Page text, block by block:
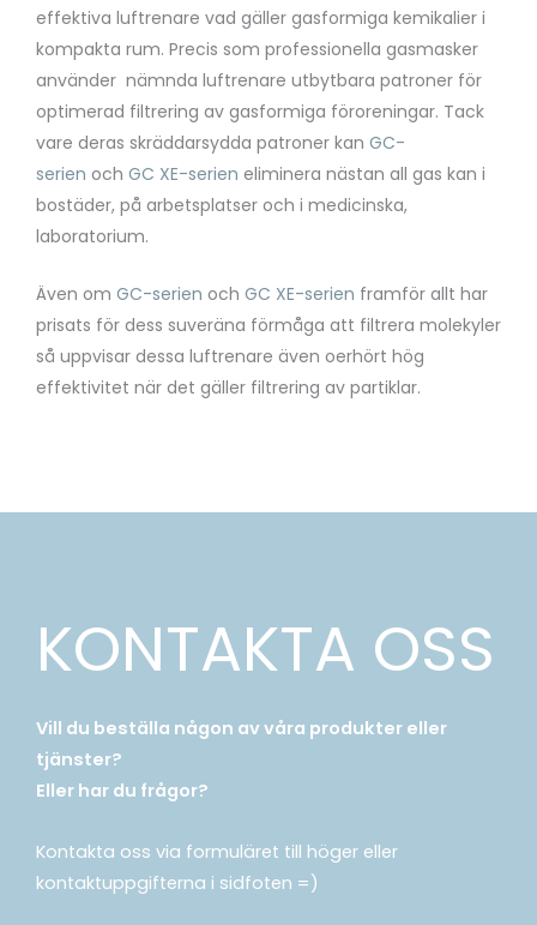
effektiva luftrenare vad gäller gasformiga kemikalier i
kompakta rum. Precis som professionella gasmasker
använder nämnda luftrenare utbytbara patroner för
optimerad filtrering av gasformiga föroreningar. Tack
vare deras skräddarsydda patroner kan GC-
serien och GC XE-serien eliminera nästan all gas kan i
bostäder, på arbetsplatser och i medicinska,
laboratorium.
Även om GC-serien och GC XE-serien framför allt har
prisats för dess suveräna förmåga att filtrera molekyler
så uppvisar dessa luftrenare även oerhört hög
effektivitet när det gäller filtrering av partiklar.
KONTAKTA OSS
Vill du beställa någon av våra produkter eller
tjänster?
Eller har du frågor?
Kontakta oss via formuläret till höger eller
kontaktuppgifterna i sidfoten =)